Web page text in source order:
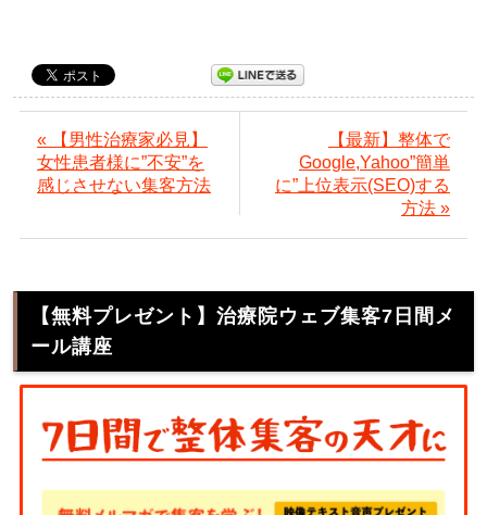
« 【男性治療家必見】
女性患者様に”不安”を
感じさせない集客方法
【最新】整体で
Google,Yahoo”簡単
に”上位表示(SEO)する
方法 »
【無料プレゼント】治療院ウェブ集客7日間メ
ール講座